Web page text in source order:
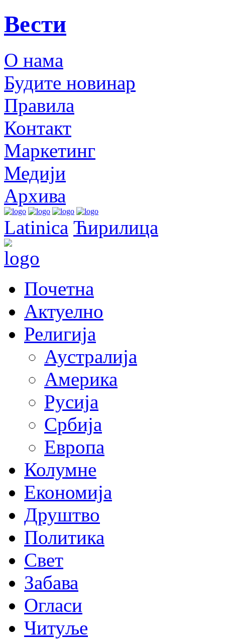
Вести
О нама
Будите новинар
Правила
Контакт
Маркетинг
Медији
Архива
Latinica Ћирилица
Почетна
Актуелно
Религија
Аустралија
Америка
Русија
Србија
Европа
Колумне
Економија
Друштво
Политика
Свет
Забава
Огласи
Читуље